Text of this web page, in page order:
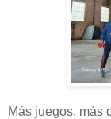
Más juegos, más